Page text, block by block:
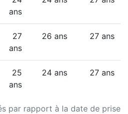
par rapport à la date de prise
ans
27
ans
26 ans 27 ans
25
ans
24 ans 27 ans